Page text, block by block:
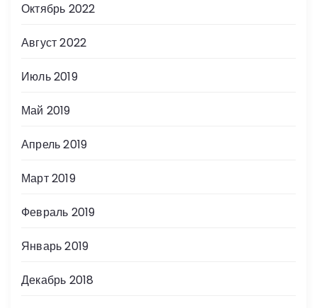
Октябрь 2022
Август 2022
Июль 2019
Май 2019
Апрель 2019
Март 2019
Февраль 2019
Январь 2019
Декабрь 2018